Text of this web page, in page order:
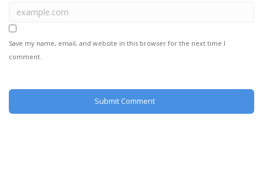
Save my name, email, and website in this browser for the next time I
comment.